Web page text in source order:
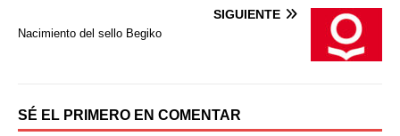
k
i
SIGUIENTE
Nacimiento del sello Begiko
SÉ EL PRIMERO EN COMENTAR